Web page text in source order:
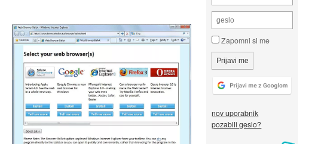
Zapomni si me
nov uporabnik
pozabili geslo?